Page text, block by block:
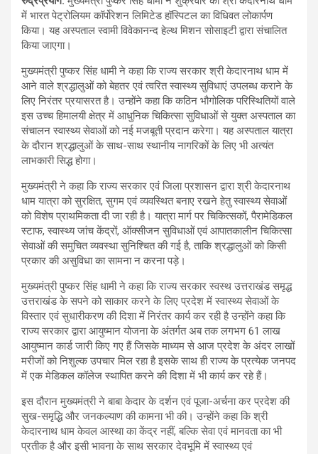
में भारत पेट्रोलियम कॉर्पोरेशन लिमिटेड हॉस्पिटल का विधिवत लोकार्पण
किया। यह अस्पताल स्वामी विवेकानन्द हेल्थ मिशन सोसाइटी द्वारा संचालित
किया जाएगा।
मुख्यमंत्री पुष्कर सिंह धामी ने कहा कि राज्य सरकार श्री केदारनाथ धाम में
आने वाले श्रद्धालुओं को बेहतर एवं त्वरित स्वास्थ्य सुविधाएं उपलब्ध कराने के
लिए निरंतर प्रयासरत है। उन्होंने कहा कि कठिन भौगोलिक परिस्थितियों वाले
इस उच्च हिमालयी क्षेत्र में आधुनिक चिकित्सा सुविधाओं से युक्त अस्पताल का
संचालन स्वास्थ्य सेवाओं को नई मजबूती प्रदान करेगा। यह अस्पताल यात्रा
के दौरान श्रद्धालुओं के साथ-साथ स्थानीय नागरिकों के लिए भी अत्यंत
लाभकारी सिद्ध होगा।
मुख्यमंत्री ने कहा कि राज्य सरकार एवं जिला प्रशासन द्वारा श्री केदारनाथ
धाम यात्रा को सुरक्षित, सुगम एवं व्यवस्थित बनाए रखने हेतु स्वास्थ्य सेवाओं
को विशेष प्राथमिकता दी जा रही है। यात्रा मार्ग पर चिकित्सकों, पैरामेडिकल
स्टाफ, स्वास्थ्य जांच केंद्रों, ऑक्सीजन सुविधाओं एवं आपातकालीन चिकित्सा
सेवाओं की समुचित व्यवस्था सुनिश्चित की गई है, ताकि श्रद्धालुओं को किसी
प्रकार की असुविधा का सामना न करना पड़े।
मुख्यमंत्री पुष्कर सिंह धामी ने कहा कि राज्य सरकार स्वस्थ उत्तराखंड समृद्ध
उत्तराखंड के सपने को साकार करने के लिए प्रदेश में स्वास्थ्य सेवाओं के
विस्तार एवं सुधारीकरण की दिशा में निरंतर कार्य कर रही है उन्होंने कहा कि
राज्य सरकार द्वारा आयुष्मान योजना के अंतर्गत अब तक लगभग 61 लाख
आयुष्मान कार्ड जारी किए गए हैं जिसके माध्यम से आज प्रदेश के अंदर लाखों
मरीजों को निशुल्क उपचार मिल रहा है इसके साथ ही राज्य के प्रत्येक जनपद
में एक मेडिकल कॉलेज स्थापित करने की दिशा में भी कार्य कर रहे हैं।
इस दौरान मुख्यमंत्री ने बाबा केदार के दर्शन एवं पूजा-अर्चना कर प्रदेश की
सुख-समृद्धि और जनकल्याण की कामना भी की। उन्होंने कहा कि श्री
केदारनाथ धाम केवल आस्था का केंद्र नहीं, बल्कि सेवा एवं मानवता का भी
प्रतीक है और इसी भावना के साथ सरकार देवभूमि में स्वास्थ्य एवं